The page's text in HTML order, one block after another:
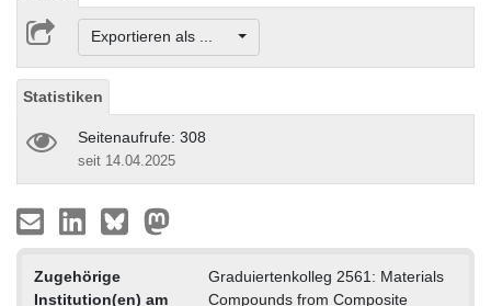
Exportieren als ...
Statistiken
Seitenaufrufe: 308
seit 14.04.2025
Zugehörige
Institution(en) am
Graduiertenkolleg 2561: Materials
Compounds from Composite